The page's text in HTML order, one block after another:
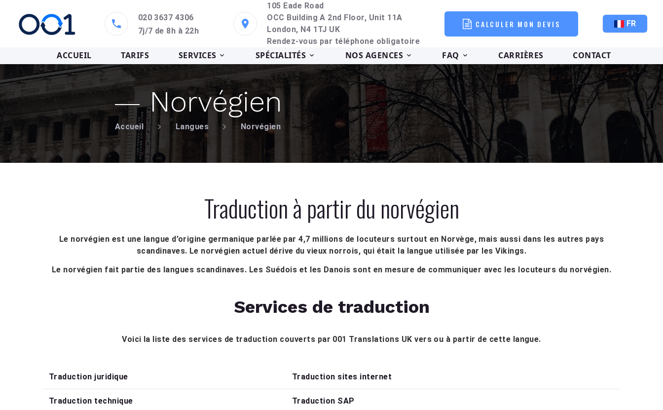
020 3637 4306
7j/7 de 8h à 22h
105 Eade Road
OCC Building A 2nd Floor, Unit 11A
London, N4 1TJ UK
Rendez-vous par téléphone obligatoire
CALCULER MON DEVIS FR
ACCUEIL TARIFS SERVICES SPÉCIALITÉS NOS AGENCES FAQ CARRIÈRES CONTACT
Norvégien
Accueil Langues Norvégien
Traduction à partir du norvégien
Le norvégien est une langue d’origine germanique parlée par 4,7 millions de locuteurs surtout en Norvège, mais aussi dans les autres pays
scandinaves. Le norvégien actuel dérive du vieux norrois, qui était la langue utilisée par les Vikings.
Le norvégien fait partie des langues scandinaves. Les Suédois et les Danois sont en mesure de communiquer avec les locuteurs du norvégien.
Services de traduction
Voici la liste des services de traduction couverts par 001 Translations UK vers ou à partir de cette langue.
Traduction juridique Traduction sites internet
Traduction technique Traduction SAP